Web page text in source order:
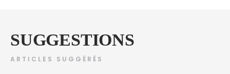
SUGGESTIONS
ARTICLES SUGGÉRÉS